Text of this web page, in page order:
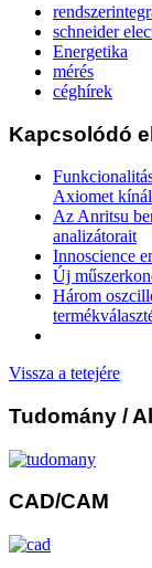
schneider
Energetika
mérés
céghírek
Kapcsolódó
Axiomet
Az Anritsu
analizátorait
Innoscience
Új
Három
Vissza a tetejére
Tudomány /
CAD/CAM